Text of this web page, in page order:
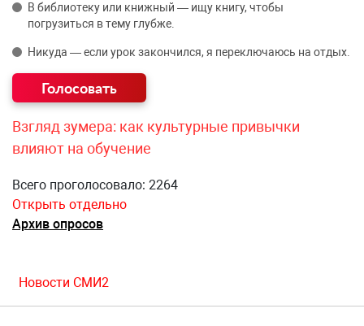
В библиотеку или книжный — ищу книгу, чтобы
погрузиться в тему глубже.
Никуда — если урок закончился, я переключаюсь на отдых.
Взгляд зумера: как культурные привычки
влияют на обучение
Всего проголосовало: 2264
Открыть отдельно
Архив опросов
Новости СМИ2